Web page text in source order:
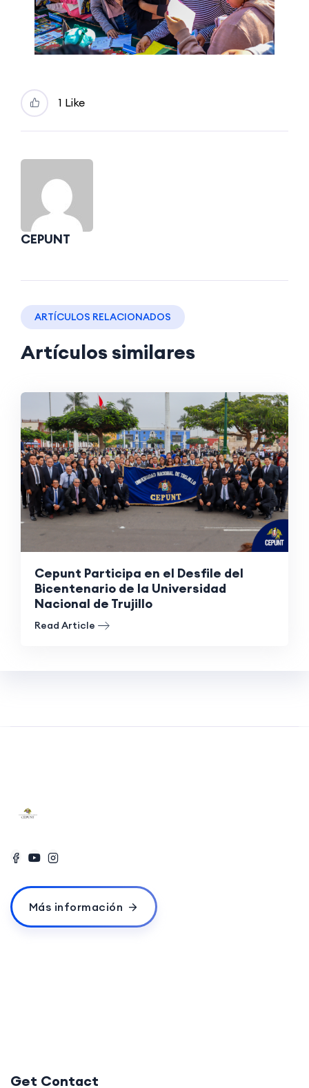
1 Like
CEPUNT
ARTÍCULOS RELACIONADOS
Artículos similares
Cepunt Participa en el Desfile del
Bicentenario de la Universidad
Nacional de Trujillo
Read Article
Más información
Get Contact